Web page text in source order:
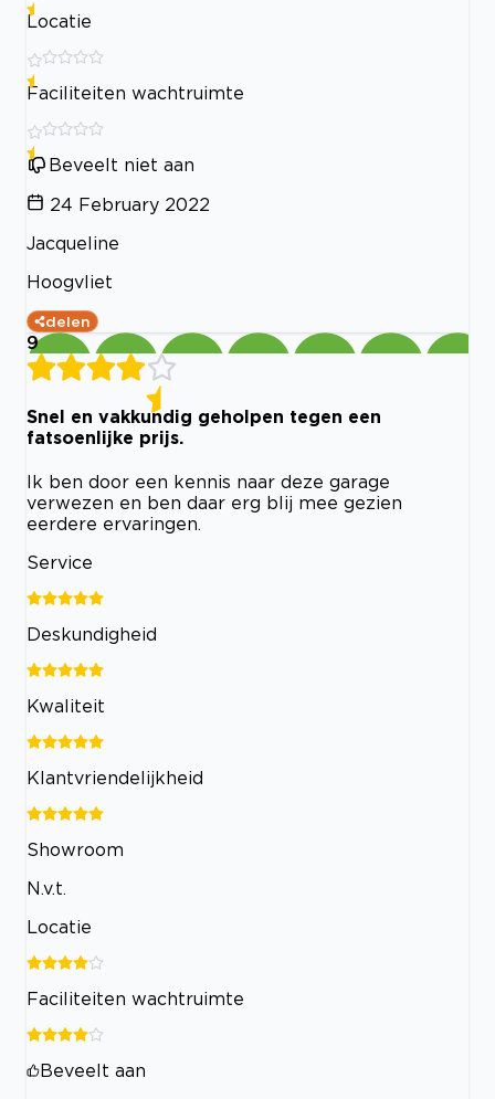
Locatie
Faciliteiten wachtruimte
Beveelt niet aan
24 February 2022
Jacqueline
Hoogvliet
delen
9
Snel en vakkundig geholpen tegen een
fatsoenlijke prijs.
Ik ben door een kennis naar deze garage
verwezen en ben daar erg blij mee gezien
eerdere ervaringen.
Service
Deskundigheid
Kwaliteit
Klantvriendelijkheid
Showroom
N.v.t.
Locatie
Faciliteiten wachtruimte
Beveelt aan